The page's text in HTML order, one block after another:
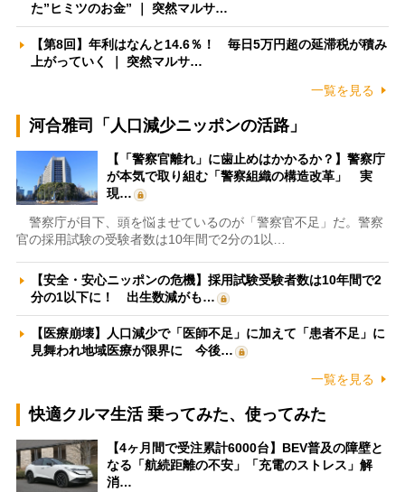
た”ヒミツのお金” ｜ 突然マルサ…
【第8回】年利はなんと14.6％！ 毎日5万円超の延滞税が積み
上がっていく ｜ 突然マルサ…
一覧を見る
河合雅司「人口減少ニッポンの活路」
【「警察官離れ」に歯止めはかかるか？】警察庁
が本気で取り組む「警察組織の構造改革」 実
現…
警察庁が目下、頭を悩ませているのが「警察官不足」だ。警察
官の採用試験の受験者数は10年間で2分の1以…
【安全・安心ニッポンの危機】採用試験受験者数は10年間で2
分の1以下に！ 出生数減がも…
【医療崩壊】人口減少で「医師不足」に加えて「患者不足」に
見舞われ地域医療が限界に 今後…
一覧を見る
快適クルマ生活 乗ってみた、使ってみた
【4ヶ月間で受注累計6000台】BEV普及の障壁と
なる「航続距離の不安」「充電のストレス」解
消…